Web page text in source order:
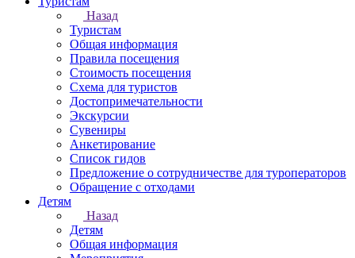
Назад
Туристам
Общая информация
Правила посещения
Стоимость посещения
Схема для туристов
Достопримечательности
Экскурсии
Сувениры
Анкетирование
Список гидов
Предложение о сотрудничестве для туроператоров
Обращение с отходами
Детям
Назад
Детям
Общая информация